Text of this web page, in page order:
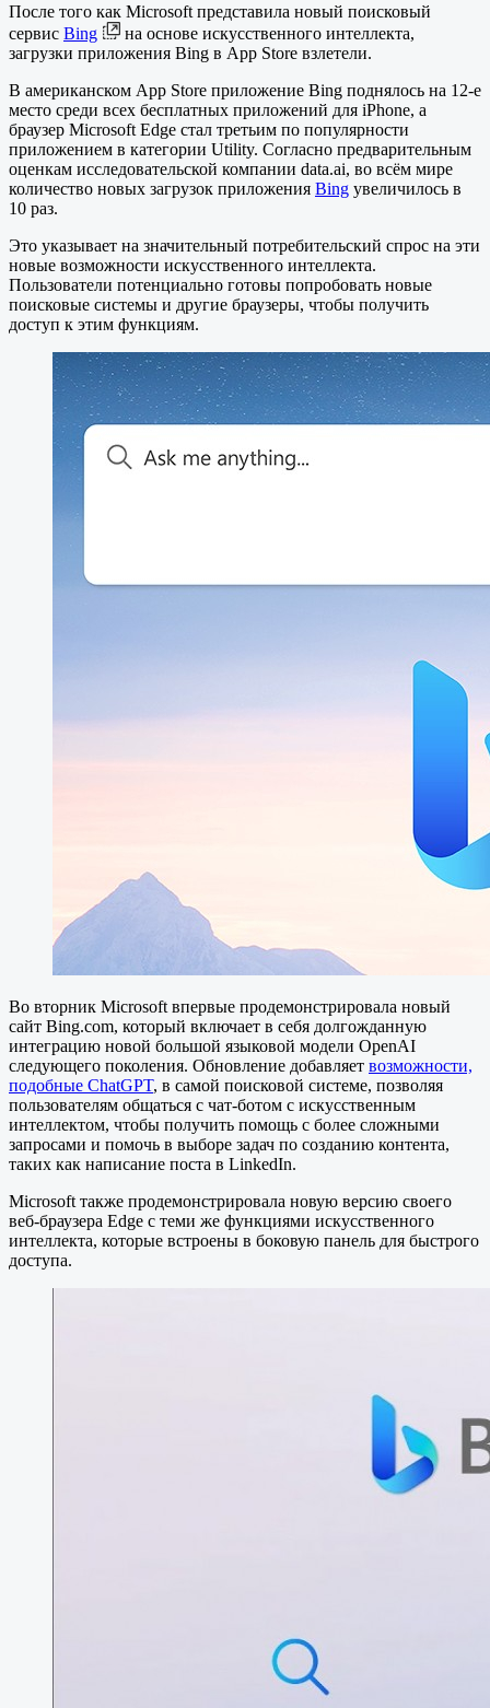
После того как Microsoft представила новый поисковый
сервис Bing
на основе искусственного интеллекта,
загрузки приложения Bing в App Store взлетели.
В американском App Store приложение Bing поднялось на 12-е
место среди всех бесплатных приложений для iPhone, а
браузер Microsoft Edge стал третьим по популярности
приложением в категории Utility. Согласно предварительным
оценкам исследовательской компании data.ai, во всём мире
количество новых загрузок приложения Bing увеличилось в
10 раз.
Это указывает на значительный потребительский спрос на эти
новые возможности искусственного интеллекта.
Пользователи потенциально готовы попробовать новые
поисковые системы и другие браузеры, чтобы получить
доступ к этим функциям.
Во вторник Microsoft впервые продемонстрировала новый
сайт Bing.com, который включает в себя долгожданную
интеграцию новой большой языковой модели OpenAI
следующего поколения. Обновление добавляет возможности,
подобные ChatGPT, в самой поисковой системе, позволяя
пользователям общаться с чат-ботом с искусственным
интеллектом, чтобы получить помощь с более сложными
запросами и помочь в выборе задач по созданию контента,
таких как написание поста в LinkedIn.
Microsoft также продемонстрировала новую версию своего
веб-браузера Edge с теми же функциями искусственного
интеллекта, которые встроены в боковую панель для быстрого
доступа.